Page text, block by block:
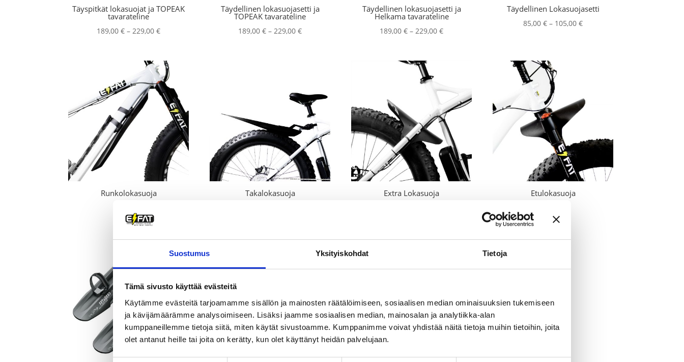
Suostumus Yksityiskohdat Tietoja
Tämä sivusto käyttää evästeitä
Käytämme evästeitä tarjoamamme sisällön ja mainosten räätälöimiseen, sosiaalisen median ominaisuuksien tukemiseen
ja kävijämäärämme analysoimiseen. Lisäksi jaamme sosiaalisen median, mainosalan ja analytiikka-alan
kumppaneillemme tietoja siitä, miten käytät sivustoamme. Kumppanimme voivat yhdistää näitä tietoja muihin tietoihin, joita
olet antanut heille tai joita on kerätty, kun olet käyttänyt heidän palvelujaan.
Täyspitkät lokasuojat ja TOPEAK
tavarateline
189,00€ – 229,00€Hintaluokka:
229,00 €
Täydellinen lokasuojasetti ja
TOPEAK tavarateline
189,00€ – 229,00€Hintaluokka:
Täydellinen lokasuojasetti ja
Helkama tavarateline
189,00€ – 229,00€Hintaluokka:
Täydellinen Lokasuojasetti
85,00€ – 105,00€Hintaluokka:
Runkolokasuoja Takalokasuoja Extra Lokasuoja Etulokasuoja